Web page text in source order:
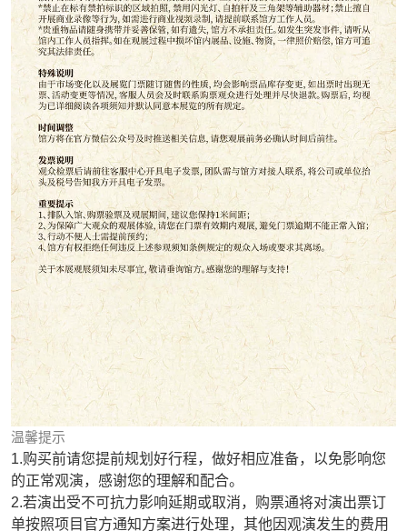
温馨提示
1.购买前请您提前规划好行程，做好相应准备，以免影响您
的正常观演，感谢您的理解和配合。
2.若演出受不可抗力影响延期或取消，购票通将对演出票订
单按照项目官方通知方案进行处理，其他因观演发生的费用